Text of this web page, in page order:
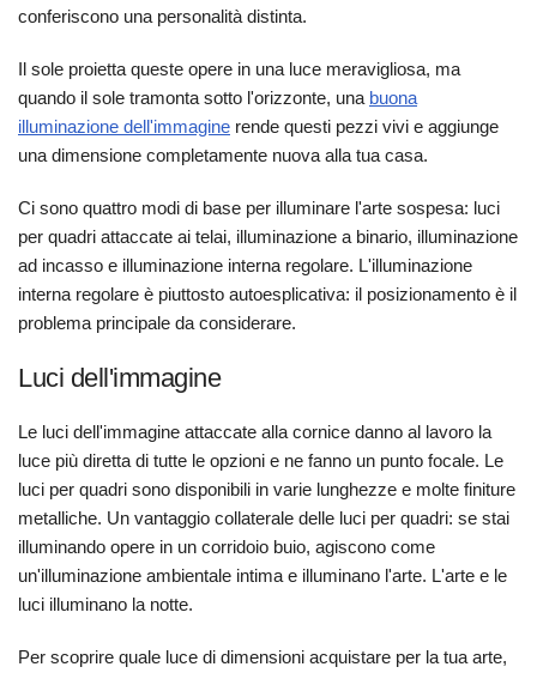
conferiscono una personalità distinta.
Il sole proietta queste opere in una luce meravigliosa, ma
quando il sole tramonta sotto l'orizzonte, una buona
illuminazione dell'immagine rende questi pezzi vivi e aggiunge
una dimensione completamente nuova alla tua casa.
Ci sono quattro modi di base per illuminare l'arte sospesa: luci
per quadri attaccate ai telai, illuminazione a binario, illuminazione
ad incasso e illuminazione interna regolare. L'illuminazione
interna regolare è piuttosto autoesplicativa: il posizionamento è il
problema principale da considerare.
Luci dell'immagine
Le luci dell'immagine attaccate alla cornice danno al lavoro la
luce più diretta di tutte le opzioni e ne fanno un punto focale. Le
luci per quadri sono disponibili in varie lunghezze e molte finiture
metalliche. Un vantaggio collaterale delle luci per quadri: se stai
illuminando opere in un corridoio buio, agiscono come
un'illuminazione ambientale intima e illuminano l'arte. L'arte e le
luci illuminano la notte.
Per scoprire quale luce di dimensioni acquistare per la tua arte,